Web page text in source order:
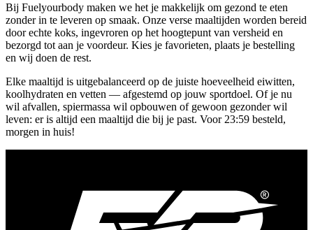
Bij Fuelyourbody maken we het je makkelijk om gezond te eten
zonder in te leveren op smaak. Onze verse maaltijden worden bereid
door echte koks, ingevroren op het hoogtepunt van versheid en
bezorgd tot aan je voordeur. Kies je favorieten, plaats je bestelling
en wij doen de rest.
Elke maaltijd is uitgebalanceerd op de juiste hoeveelheid eiwitten,
koolhydraten en vetten — afgestemd op jouw sportdoel. Of je nu
wil afvallen, spiermassa wil opbouwen of gewoon gezonder wil
leven: er is altijd een maaltijd die bij je past. Voor 23:59 besteld,
morgen in huis!